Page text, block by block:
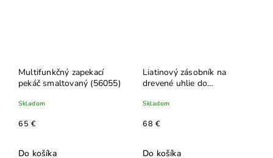
Multifunkčný zapekací
pekáč smaltovaný (56055)
Skladom
65 €
Do košíka
Liatinový zásobník na
drevené uhlie do
Skladom
68 €
Do košíka